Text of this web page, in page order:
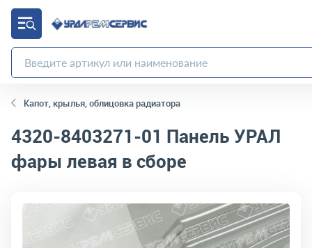
Капот, крылья, облицовка радиатора
4320-8403271-01 Панель УРАЛ
фары левая в сборе
код товара:1215